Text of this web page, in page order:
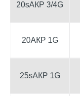
20sАКР 3/4G
20АКР 1G
25sАКР 1G